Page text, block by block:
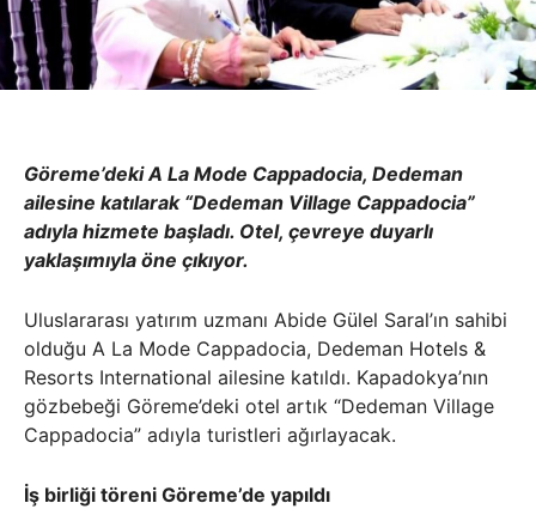
Göreme’deki A La Mode Cappadocia, Dedeman
ailesine katılarak “Dedeman Village Cappadocia”
adıyla hizmete başladı. Otel, çevreye duyarlı
yaklaşımıyla öne çıkıyor.
Uluslararası yatırım uzmanı Abide Gülel Saral’ın sahibi
olduğu A La Mode Cappadocia, Dedeman Hotels &
Resorts International ailesine katıldı. Kapadokya’nın
gözbebeği Göreme’deki otel artık “Dedeman Village
Cappadocia” adıyla turistleri ağırlayacak.
İş birliği töreni Göreme’de yapıldı